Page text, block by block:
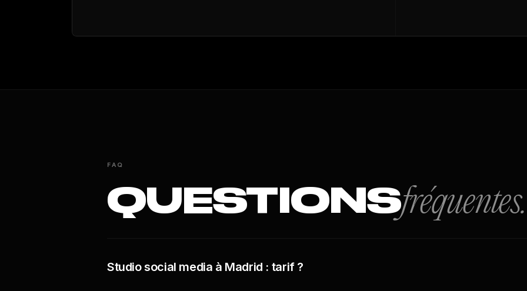
FAQ
QUESTIONSfréquentes.
Studio social media à Madrid : tarif ?